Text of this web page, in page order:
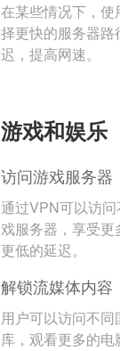
在某些情况下，
择更快的服务器路
迟，提高网速。
游戏和娱乐
访问游戏服务器
通过VPN可以访
戏服务器，享受更
更低的延迟。
解锁流媒体内容
用户可以访问不同
库，观看更多的电